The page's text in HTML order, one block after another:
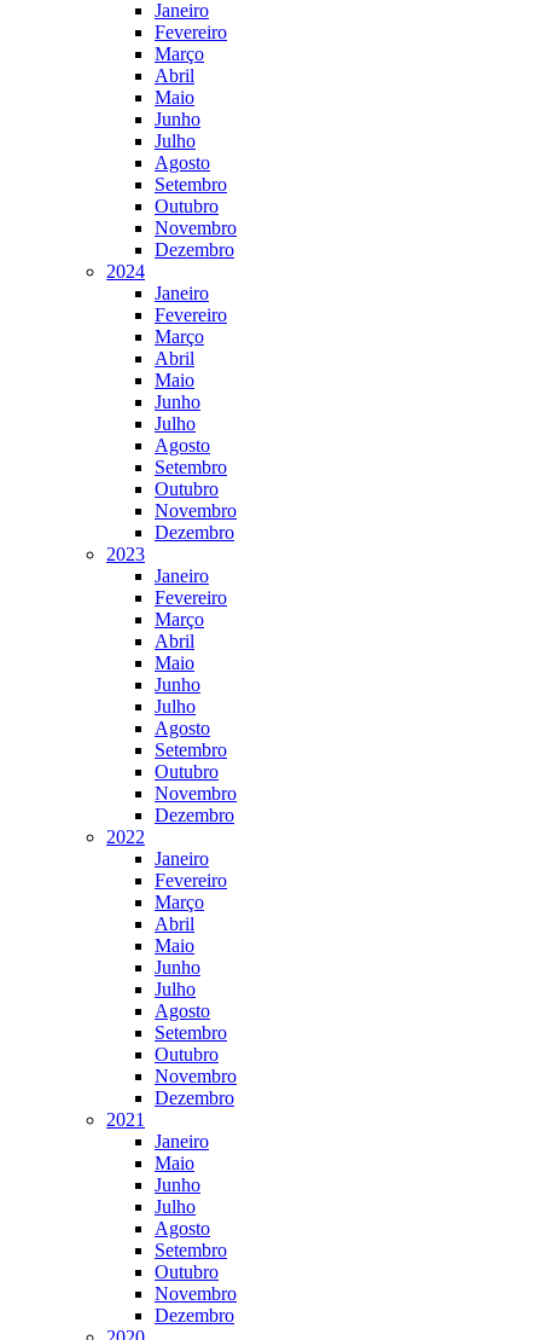
Janeiro
Fevereiro
Março
Abril
Maio
Junho
Julho
Agosto
Setembro
Outubro
Novembro
Dezembro
2024
Janeiro
Fevereiro
Março
Abril
Maio
Junho
Julho
Agosto
Setembro
Outubro
Novembro
Dezembro
2023
Janeiro
Fevereiro
Março
Abril
Maio
Junho
Julho
Agosto
Setembro
Outubro
Novembro
Dezembro
2022
Janeiro
Fevereiro
Março
Abril
Maio
Junho
Julho
Agosto
Setembro
Outubro
Novembro
Dezembro
2021
Janeiro
Maio
Junho
Julho
Agosto
Setembro
Outubro
Novembro
Dezembro